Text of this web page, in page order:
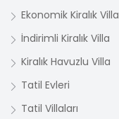
Ekonomik Kiralık Villa
İndirimli Kiralık Villa
Kiralık Havuzlu Villa
Tatil Evleri
Tatil Villaları